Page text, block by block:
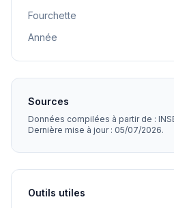
Fourchette
Année
Sources
Données compilées à partir de :
Dernière mise à jour : 05/07/2026.
Outils utiles